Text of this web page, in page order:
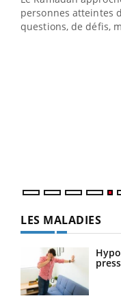
personnes atteintes
questions, de défis,
LES MALADIES